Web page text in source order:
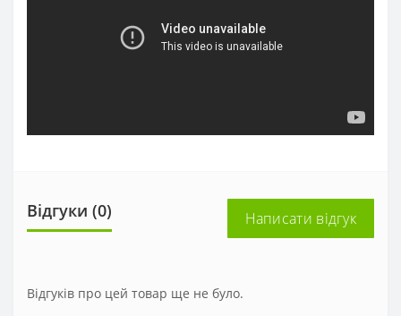
Відгуки (0) Написати відгук
Відгуків про цей товар ще не було.